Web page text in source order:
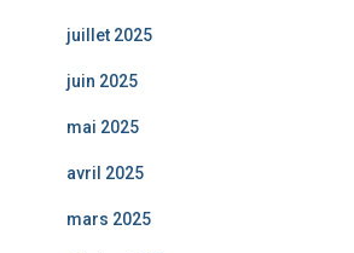
juillet 2025
juin 2025
mai 2025
avril 2025
mars 2025